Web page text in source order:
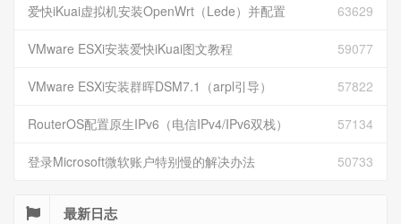
63629
爱快iKuai虚拟机安装OpenWrt（Lede）并配置
59077
VMware ESXi安装爱快iKuai图文教程
57822
VMware ESXi安装群晖DSM7.1（arpl引导）
57134
RouterOS配置原生IPv6（电信IPv4/IPv6双栈）
50733
登录Microsoft微软账户特别慢的解决办法
最新日志